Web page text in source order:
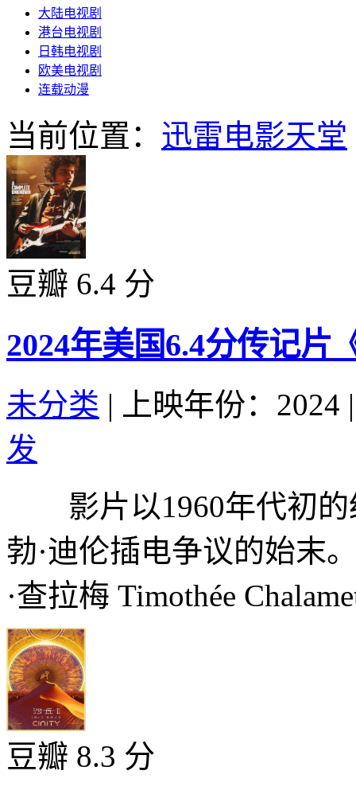
大陆电视剧
港台电视剧
日韩电视剧
欧美电视剧
连载动漫
当前位置： 迅雷电影天堂
豆瓣 6.4 分
2024年美国6.4分传记片
未分类 | 上映年份：2024 |
发
影片以1960年代初的
勃·迪伦插电争议的始
·查拉梅 Timothée
豆瓣 8.3 分